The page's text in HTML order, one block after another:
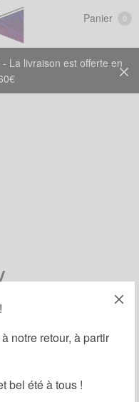
notre retour, à partir
bel été à tous !
La livraison est offerte en
Panier